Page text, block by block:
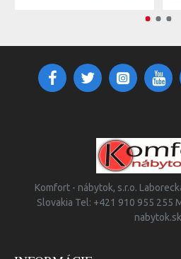
Komfort - nábytok, s.r.o.
Slovakia Tel: +421 910 955 255
nabytok.sk